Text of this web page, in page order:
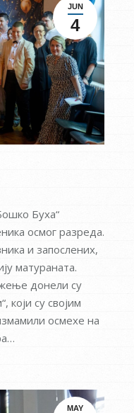
JUN
4
Буха“
осмог разреда.
и запослених,
матураната.
донели су
који су својим
осмехе на
MAY